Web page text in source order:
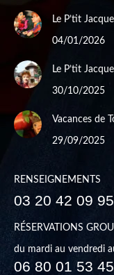
Le P’tit
04/01/2026
Le P’tit
30/10/2025
Vacances de
29/09/2025
RENSEIGNEMENTS
03 20 42 09 95
RÉSERVATIONS
du mardi au vendredi
06 80 01 53 45